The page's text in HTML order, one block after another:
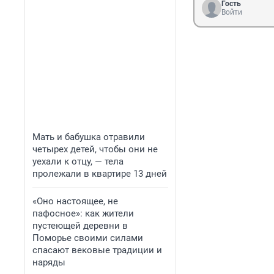
Мать и бабушка отравили
четырех детей, чтобы они не
уехали к отцу, — тела
пролежали в квартире 13 дней
«Оно настоящее, не
пафосное»: как жители
пустеющей деревни в
Поморье своими силами
спасают вековые традиции и
наряды
Гость
Войти